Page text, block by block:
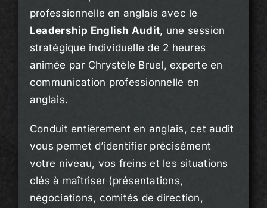
professionnelle en anglais avec le
Leadership English Audit, une session
stratégique individuelle de 2 heures
animée par Chrystèle Bruel, experte en
communication professionnelle en
anglais.
Conduit entièrement en anglais, cet audit
vous permet d’identifier précisément
votre niveau, vos freins et les situations
clés à maîtriser (présentations,
négociations, comités de direction,